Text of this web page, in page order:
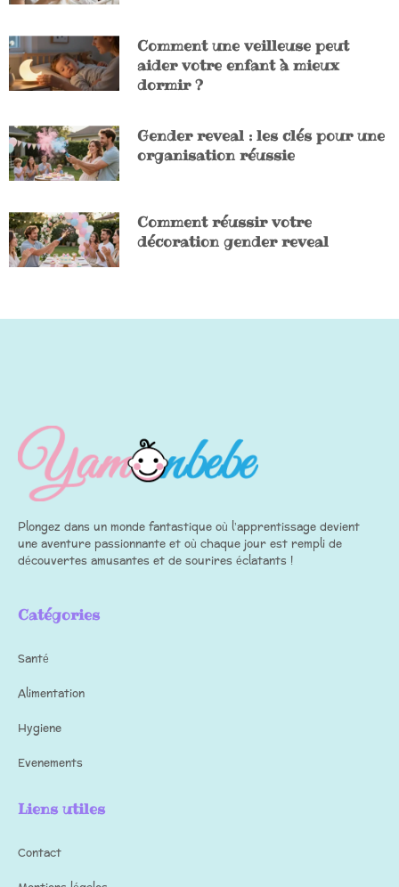
Comment une veilleuse peut
aider votre enfant à mieux
dormir ?
Gender reveal : les clés pour une
organisation réussie
Comment réussir votre
décoration gender reveal
Plongez dans un monde fantastique où l’apprentissage devient
une aventure passionnante et où chaque jour est rempli de
découvertes amusantes et de sourires éclatants !
Catégories
Santé
Alimentation
Hygiene
Evenements
Liens utiles
Contact